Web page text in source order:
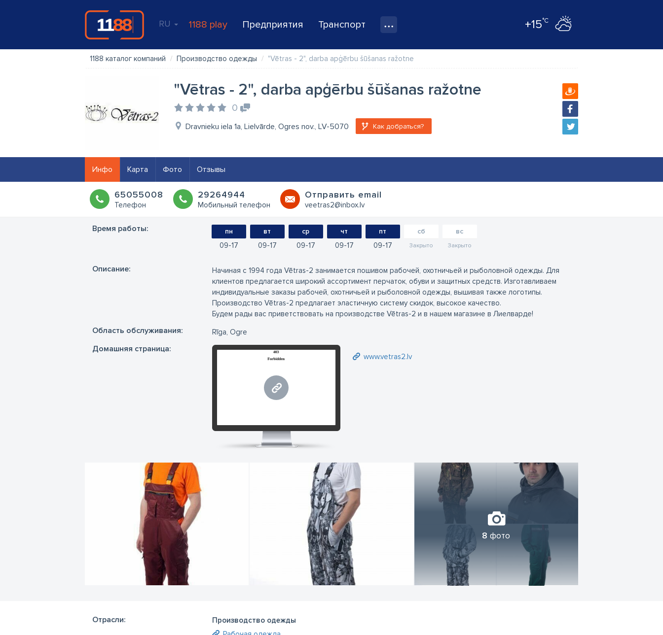
RU 1188 play Предприятия Транспорт +15°C
1188 каталог компаний Производство одежды "Vētras - 2", darba apģērbu šūšanas ražotne
"Vētras - 2", darba apģērbu šūšanas ražotne
0
Dravnieku iela 1a, Lielvārde, Ogres nov., LV-5070 Как добраться?
Инфо Карта Фото Отзывы
65055008
Телефон
29264944
Мобильный телефон
Oтправить email
veetras2@inbox.lv
Время работы: пн
09 17
вт
09 17
ср
09 17
чт
09 17
пт
09 17
сб
Закрыто
вс
Закрыто
Oписание:
Начиная с 1994 года Vētras-2 занимается пошивом рабочей, охотничьей и рыболовной одежды. Для
клиентов предлагается широкий ассортимент перчаток, обуви и защитных средств. Изготавливаем
индивидуальные заказы рабочей, охотничьей и рыболовной одежды, вышивая также логотипы.
Производство Vētras-2 предлагает эластичную систему скидок, высокое качество.
Будем рады вас приветствовать на производстве Vētras-2 и в нашем магазине в Лиелварде!
Область обслуживания: Rīga, Ogre
Домашняя страница:
www.vetras2.lv
www.vetras2.lv
8 фото
Отрасли:
Производство одежды